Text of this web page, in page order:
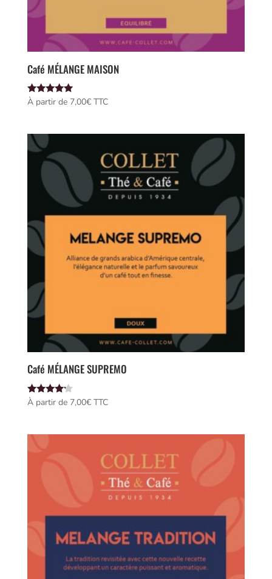
Café MÉLANGE MAISON
Note
5.00
À partir de 7,00€ TTC
Café MÉLANGE SUPREMO
Note
4.00
À partir de 7,00€ TTC